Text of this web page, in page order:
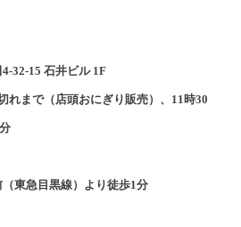
32-15 石井ビル 1F
れまで（店頭おにぎり販売）、11時30
東急目黒線）より徒歩1分